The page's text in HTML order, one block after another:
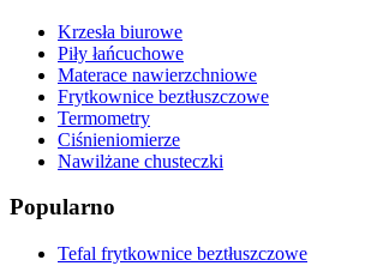
Krzesła biurowe
Piły łańcuchowe
Materace nawierzchniowe
Frytkownice beztłuszczowe
Termometry
Ciśnieniomierze
Nawilżane chusteczki
Popularno
Tefal frytkownice beztłuszczowe